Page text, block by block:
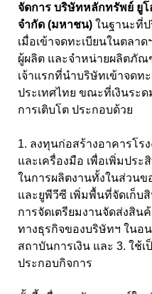
จัดการ บริษัทหลักทรัพย์ ยูโ
จำกัด (มหาชน) ในฐานะที่ป
เมื่อเข้าจดทะเบียนในตลาด
ผู้ผลิต และจำหน่ายผลิตภัณ
เจ้าแรกที่นำบริษัทเข้าจดท
ประเทศไทย ขณะที่เงินระ
การเติบโต ประกอบด้วย
1. ลงทุนก่อสร้างอาคารโร
และเครื่องมือ เพื่อเพิ่มปร
ในการผลิตงานทั้งในส่วน
และยูพีวีซี เพิ่มพื้นที่จัดเก็บ
การจัดเตรียมงานจัดส่งสิน
ทางธุรกิจของบริษัทฯ ในอ
สถาบันการเงิน และ 3. ใช้
ประกอบกิจการ